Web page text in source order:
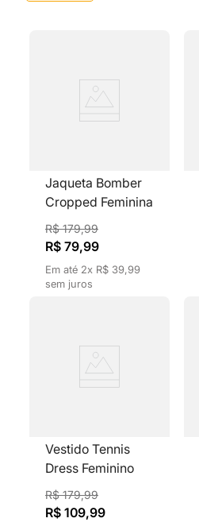
Jaqueta Bomber
Cropped Feminina
Listras Bordô
R$ 179,99
R$ 79,99
Em até 2x R$ 39,99
sem juros
Vestido Tennis
Dress Feminino
Evasê com Gola V
e Listras Preto
R$ 179,99
R$ 109,99